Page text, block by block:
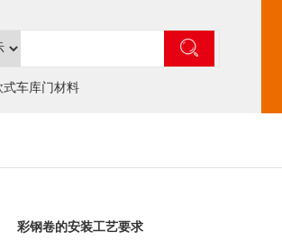
车库门材料
彩钢卷的安装工艺要求